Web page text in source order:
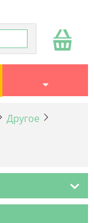
Другое